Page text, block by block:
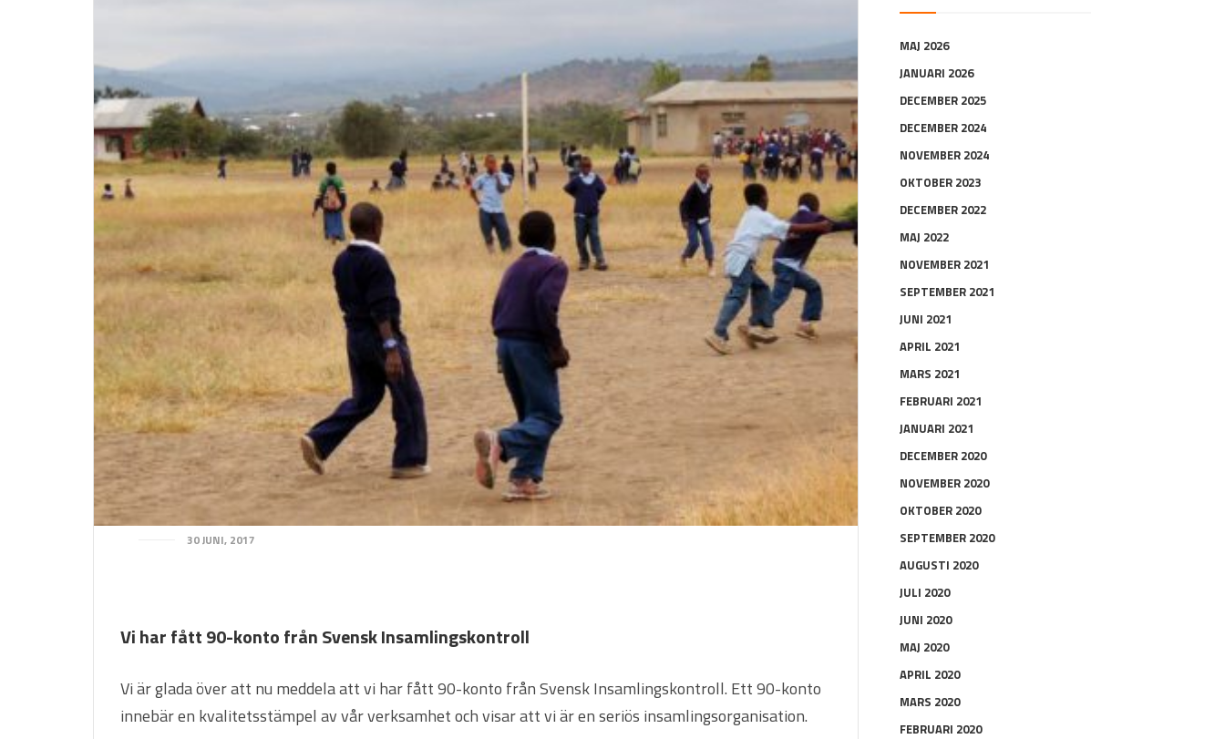
30 JUNI, 2017
Vi har fått 90-konto från Svensk Insamlingskontroll
Vi är glada över att nu meddela att vi har fått 90-konto från Svensk Insamlingskontroll. Ett 90-konto
innebär en kvalitetsstämpel av vår verksamhet och visar att vi är en seriös insamlingsorganisation.
MAJ 2026
JANUARI 2026
DECEMBER 2025
DECEMBER 2024
NOVEMBER 2024
OKTOBER 2023
DECEMBER 2022
MAJ 2022
NOVEMBER 2021
SEPTEMBER 2021
JUNI 2021
APRIL 2021
MARS 2021
FEBRUARI 2021
JANUARI 2021
DECEMBER 2020
NOVEMBER 2020
OKTOBER 2020
SEPTEMBER 2020
AUGUSTI 2020
JULI 2020
JUNI 2020
MAJ 2020
APRIL 2020
MARS 2020
FEBRUARI 2020